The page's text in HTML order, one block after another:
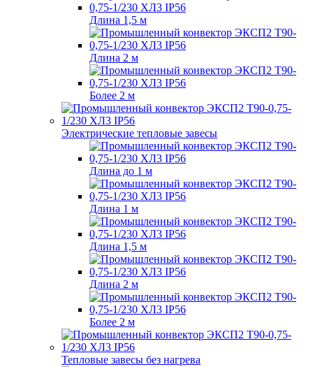
Длина 1,5 м
Длина 2 м
Более 2 м
Электрические тепловые завесы
Длина до 1 м
Длина 1 м
Длина 1,5 м
Длина 2 м
Более 2 м
Тепловые завесы без нагрева